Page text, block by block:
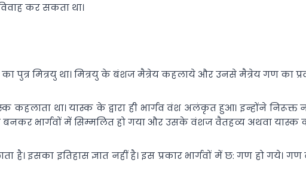
कर सकता था।
का पुत्र मित्रयु था। मित्रयु के बंशज मैत्रेय कहलाये और उनसे मैत्रेय गण का
कहलाता था। यास्क के द्वारा ही भार्गव वंश अलंकृत हुआ। इन्होंने
बनकर भार्गवों में सिम्मलित हो गया और उसके वंशज वैतहव्य अथवा
है। इसका इतिहास ज्ञात नहीं है। इस प्रकार भार्गवों में छ: गण हो गये।